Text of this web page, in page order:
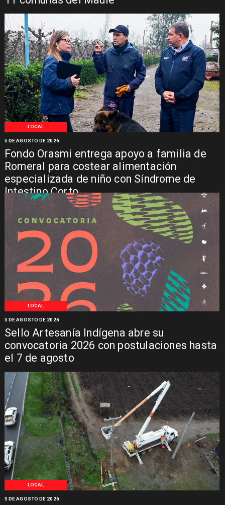
LOCAL
Fondo Orasmi entrega apoyo a familia de
Romeral para costear alimentación
especializada de niño con Síndrome de
Intestino Corto
5 DE AGOSTO DE 2026
LOCAL
Sello Artesanía Indígena abre su
convocatoria 2026 con postulaciones hasta
el 7 de agosto
5 DE AGOSTO DE 2026
LOCAL
5 DE AGOSTO DE 2026